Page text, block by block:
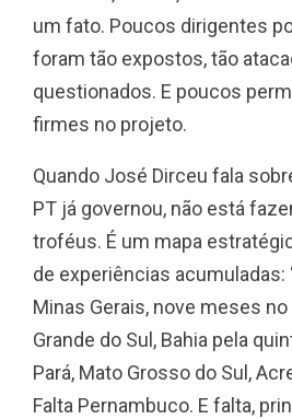
um fato. Poucos dirigentes
foram tão expostos, tão
questionados. E poucos
firmes no projeto.
Quando José Dirceu fala
PT já governou, não está
troféus. É um mapa
de experiências acumuladas:
Minas Gerais, nove meses no
Grande do Sul, Bahia pela
Pará, Mato Grosso do Sul,
Falta Pernambuco. E falta,